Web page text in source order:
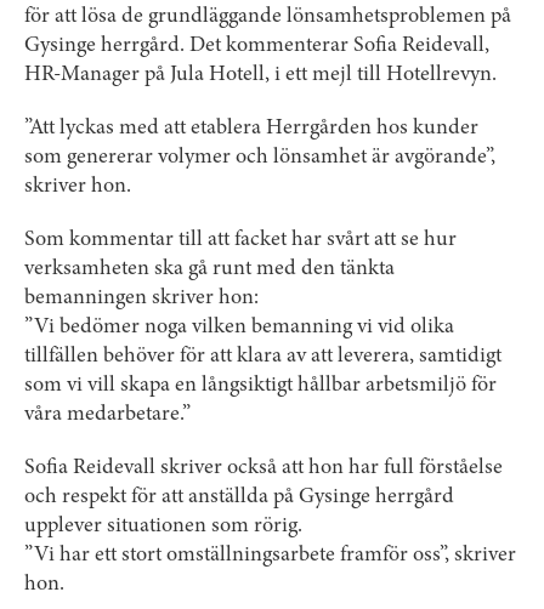
för att lösa de grundläggande lönsamhetsproblemen på
Gysinge herrgård. Det kommenterar Sofia Reidevall,
HR-Manager på Jula Hotell, i ett mejl till Hotellrevyn.
”Att lyckas med att etablera Herrgården hos kunder
som genererar volymer och lönsamhet är avgörande”,
skriver hon.
Som kommentar till att facket har svårt att se hur
verksamheten ska gå runt med den tänkta
bemanningen skriver hon:
”Vi bedömer noga vilken bemanning vi vid olika
tillfällen behöver för att klara av att leverera, samtidigt
som vi vill skapa en långsiktigt hållbar arbetsmiljö för
våra medarbetare.”
Sofia Reidevall skriver också att hon har full förståelse
och respekt för att anställda på Gysinge herrgård
upplever situationen som rörig.
”Vi har ett stort omställningsarbete framför oss”, skriver
hon.